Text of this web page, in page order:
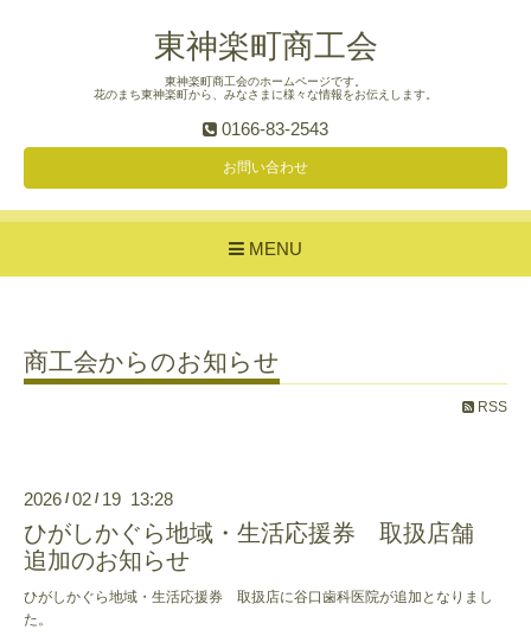
東神楽町商工会
東神楽町商工会のホームページです。
花のまち東神楽町から、みなさまに様々な情報をお伝えします。
0166-83-2543
お問い合わせ
MENU
商工会からのお知らせ
RSS
2026 /02 / 19 13:28
ひがしかぐら地域・生活応援券 取扱店舗
追加のお知らせ
ひがしかぐら地域・生活応援券 取扱店に谷口歯科医院が追加となりまし
た。